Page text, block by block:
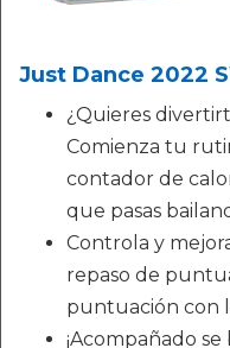
Just Dance 2022
¿Quieres
Comienza tu
contador de
que pasas
Controla y
repaso de
puntuación con
¡Acompañado